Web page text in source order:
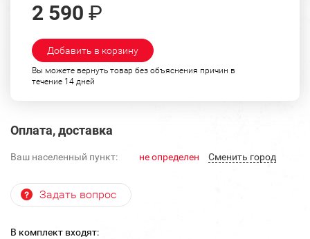
2 590 ₽
Добавить в корзину
Вы можете вернуть товар без объяснения причин в
течение 14 дней
Оплата, доставка
Ваш населенный пункт: не определен Cменить город
Задать вопрос
В комплект входят: